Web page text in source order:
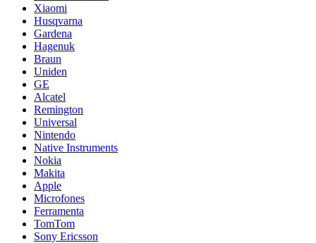
Xiaomi
Husqvarna
Gardena
Hagenuk
Braun
Uniden
GE
Alcatel
Remington
Universal
Nintendo
Native Instruments
Nokia
Makita
Apple
Microfones
Ferramenta
TomTom
Sony Ericsson